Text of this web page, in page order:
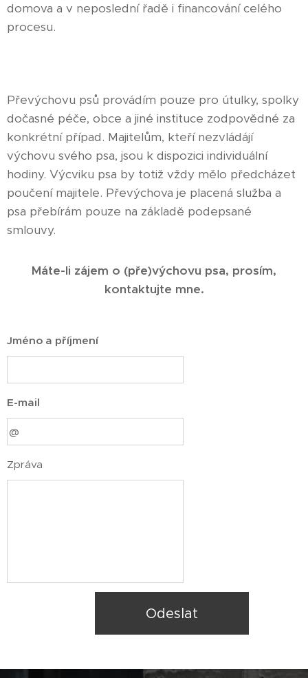
domova a v neposlední řadě i financování celého
procesu.
Převýchovu psů provádím pouze pro útulky, spolky
dočasné péče, obce a jiné instituce zodpovědné za
konkrétní případ. Majitelům, kteří nezvládájí
výchovu svého psa, jsou k dispozici individuální
hodiny. Výcviku psa by totiž vždy mělo předcházet
poučení majitele. Převýchova je placená služba a
psa přebírám pouze na základě podepsané
smlouvy.
Máte-li zájem o (pře)výchovu psa, prosím,
kontaktujte mne.
Jméno a příjmení
E-mail
Zpráva
Odeslat